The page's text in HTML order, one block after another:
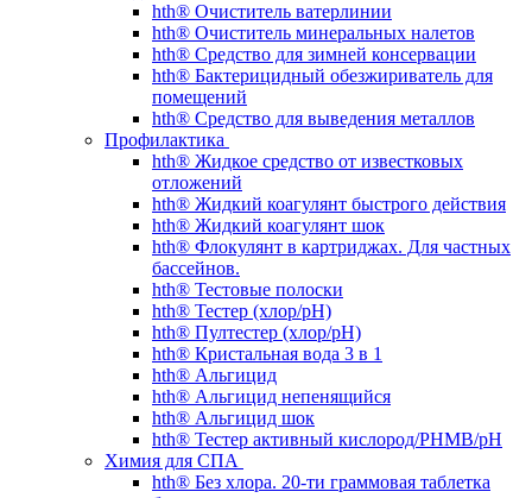
hth® Очиститель ватерлинии
hth® Очиститель минеральных налетов
hth® Средство для зимней консервации
hth® Бактерицидный обезжириватель для
помещений
hth® Средство для выведения металлов
Профилактика
hth® Жидкое средство от известковых
отложений
hth® Жидкий коагулянт быстрого действия
hth® Жидкий коагулянт шок
hth® Флокулянт в картриджах. Для частных
бассейнов.
hth® Тестовые полоски
hth® Тестер (хлор/pH)
hth® Пултестер (хлор/pH)
hth® Кристальная вода 3 в 1
hth® Альгицид
hth® Альгицид непенящийся
hth® Альгицид шок
hth® Тестер активный кислород/PHMB/pH
Химия для СПА
hth® Без хлора. 20-ти граммовая таблетка